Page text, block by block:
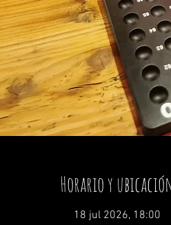
Horario y
18 jul 2026, 18:00